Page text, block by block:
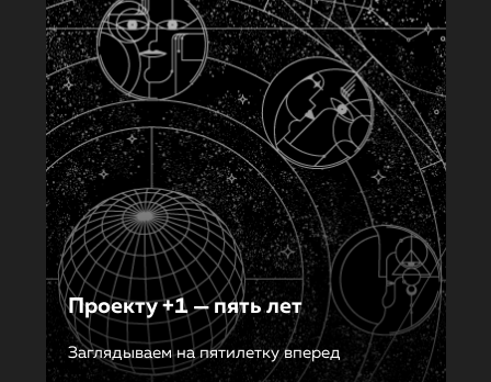
Проекту +1 — пять лет
Заглядываем на пятилетку вперед